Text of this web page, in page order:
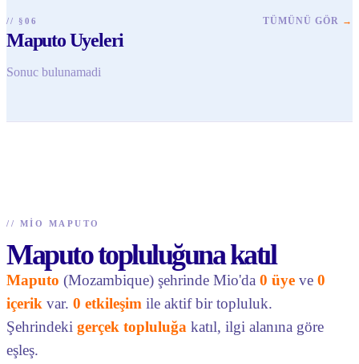
// §06
Maputo Uyeleri
TÜMÜNÜ GÖR →
Sonuc bulunamadi
// MIO MAPUTO
Maputo topluluğuna katıl
Maputo (Mozambique) şehrinde Mio'da 0 üye ve 0
içerik var. 0 etkileşim ile aktif bir topluluk.
Şehrindeki gerçek topluluğa katıl, ilgi alanına göre
eşleş.